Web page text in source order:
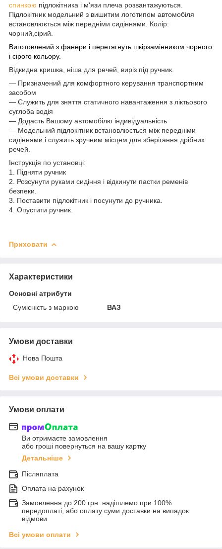
спинкою підлокітника і м'язи плеча розвантажуються.
Підлокітник модельний з вишитим логотипом автомобіля
встановлюється між передніми сидіннями. Колір:
чорний,сірий.
Виготовлений з фанери і перетягнуть шкірзамінником чорного
і сірого кольору.
Відкидна кришка, ніша для речей, виріз під ручник.
— Призначений для комфортного керування транспортним
засобом
— Служить для зняття статичного навантаження з ліктьового
суглоба водія
— Додасть Вашому автомобілю індивідуальність
— Модельний підлокітник встановлюється між передніми
сидіннями і служить зручним місцем для зберігання дрібних
речей.
Інструкція по установці:
1. Підняти ручник
2. Розсунути руками сидіння і відкинути пастки ременів
безпеки.
3. Поставити підлокітник і посунути до ручника.
4. Опустити ручник.
Приховати
Характеристики
Основні атрибути
Сумісність з маркою
ВАЗ
Умови доставки
Нова Пошта
Всі умови доставки
Умови оплати
Ви отримаєте замовлення
або гроші повернуться на вашу картку
Детальніше
Післяплата
Оплата на рахунок
Замовлення до 200 грн. надішлемо при 100%
передоплаті, або оплату суми доставки на випадок
відмови
Всі умови оплати